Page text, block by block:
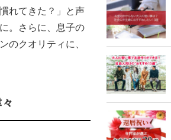
れてきた？」と声
。さらに、息子の
のクオリティに、